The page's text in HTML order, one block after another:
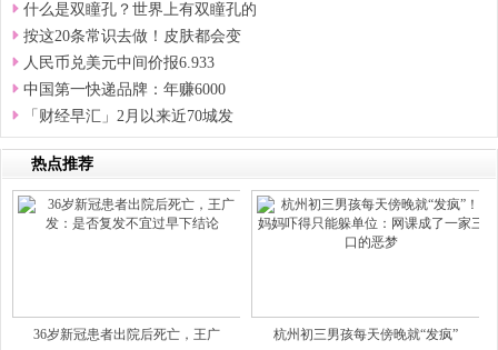
什么是双瞳孔？世界上有双瞳孔的
按这20条常识去做！皮肤都会变
人民币兑美元中间价报6.933
中国第一快递品牌：年赚6000
「财经早汇」2月以来近70城发
热点推荐
36岁新冠患者出院后死亡，王广 杭州初三男孩每天傍晚就“发疯”